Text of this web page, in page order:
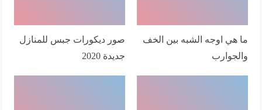
ما هي اوجه الشبه بين الخف
والجوارب
صور ديكورات جبس للمنازل
جديدة 2020